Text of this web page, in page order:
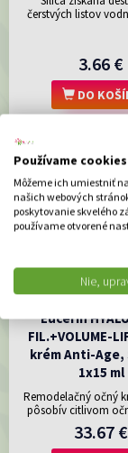
Používame cookies
Môžeme ich umiestniť
našich webových
poskytovanie skvelého
používame otvorené
Nie,
čerstvých listov
3.66 €
DO
Eucerin
FIL.+VOLUME-
krém Anti-Age,
1x15 ml
Remodelačný očný
pôsobív citlivom
33.67 €